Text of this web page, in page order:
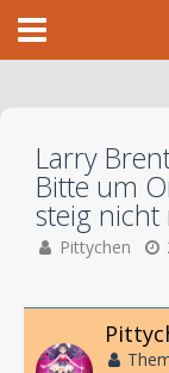
Larry
Bitte um
steig
Pittychen